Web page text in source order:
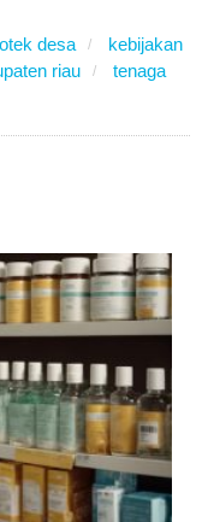
desa
kebijakan
riau
tenaga